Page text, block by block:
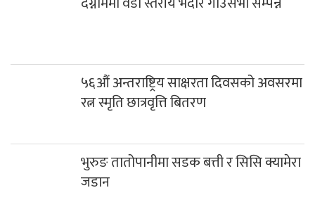
५६औं अन्तराष्ट्रिय साक्षरता दिवसको अवसरमा
रत्न स्मृति छात्रवृत्ति बितरण
भुरुङ तातोपानीमा सडक बत्ती र सिसि क्यामेरा
जडान